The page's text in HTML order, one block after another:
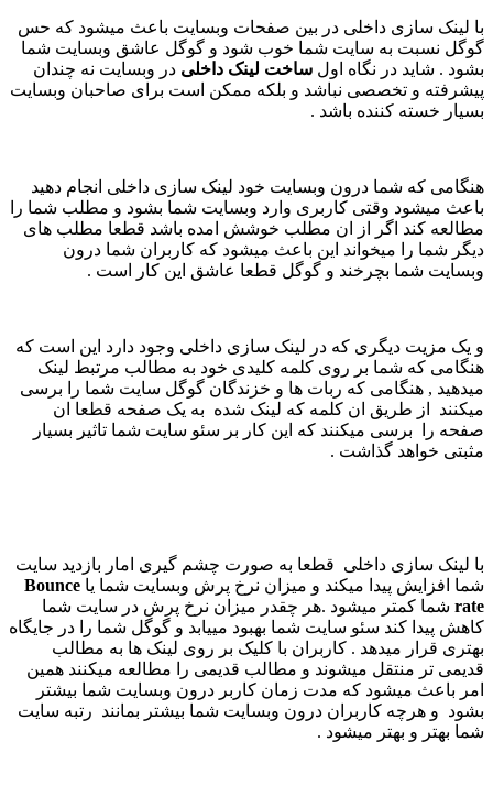
با لینک سازی داخلی در بین صفحات وبسایت باعث میشود که حس
گوگل نسبت به سایت شما خوب شود و گوگل عاشق وبسایت شما
بشود . شاید در نگاه اول ساخت لینک داخلی در وبسایت نه چندان
پیشرفته و تخصصی نباشد و بلکه ممکن است برای صاحبان وبسایت
بسیار خسته کننده باشد .
هنگامی که شما درون وبسایت خود لینک سازی داخلی انجام دهید
باعث میشود وقتی کاربری وارد وبسایت شما بشود و مطلب شما را
مطالعه کند اگر از ان مطلب خوشش امده باشد قطعا مطلب های
دیگر شما را میخواند این باعث میشود که کاربران شما درون
وبسایت شما بچرخند و گوگل قطعا عاشق این کار است .
و یک مزیت دیگری که در لینک سازی داخلی وجود دارد این است که
هنگامی که شما بر روی کلمه کلیدی خود به مطالب مرتبط لینک
میدهید , هنگامی که ربات ها و خزندگان گوگل سایت شما را برسی
میکنند از طریق ان کلمه که لینک شده به یک صفحه قطعا ان
صفحه را برسی میکنند که این کار بر سئو سایت شما تاثیر بسیار
مثبتی خواهد گذاشت .
با لینک سازی داخلی قطعا به صورت چشم گیری امار بازدید سایت
شما افزایش پیدا میکند و میزان نرخ پرش وبسایت شما یا Bounce
rate شما کمتر میشود .هر چقدر میزان نرخ پرش در سایت شما
کاهش پیدا کند سئو سایت شما بهبود مییابد و گوگل شما را در جایگاه
بهتری قرار میدهد . کاربران با کلیک بر روی لینک ها به مطالب
قدیمی تر منتقل میشوند و مطالب قدیمی را مطالعه میکنند همین
امر باعث میشود که مدت زمان کاربر درون وبسایت شما بیشتر
بشود و هرچه کاربران درون وبسایت شما بیشتر بمانند رتبه سایت
شما بهتر و بهتر میشود .